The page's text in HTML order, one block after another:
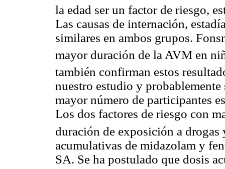
la edad ser un factor de riesgo,
Las causas de internación,
similares en ambos grupos.
mayor duración de la AVM en
también confirman estos
nuestro estudio y
mayor número de participantes
Los dos factores de riesgo con
duración de exposición a drogas
acumulativas de midazolam y
SA. Se ha postulado que dosis